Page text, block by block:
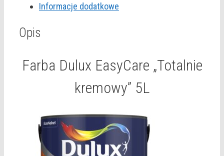
Informacje dodatkowe
Opis
Farba Dulux EasyCare „Totalnie
kremowy” 5L